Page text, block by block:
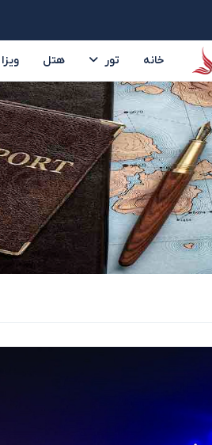
خانه تور
تور ترکیه تور
هتل ویزا